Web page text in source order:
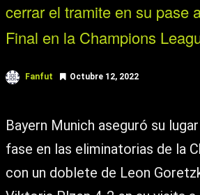
cerrar el tramite en su pase
Final en la Champions
Fanfut Octubre 12, 2022
Bayern Munich aseguró su
fase en las eliminatorias de la
con un doblete de Leon